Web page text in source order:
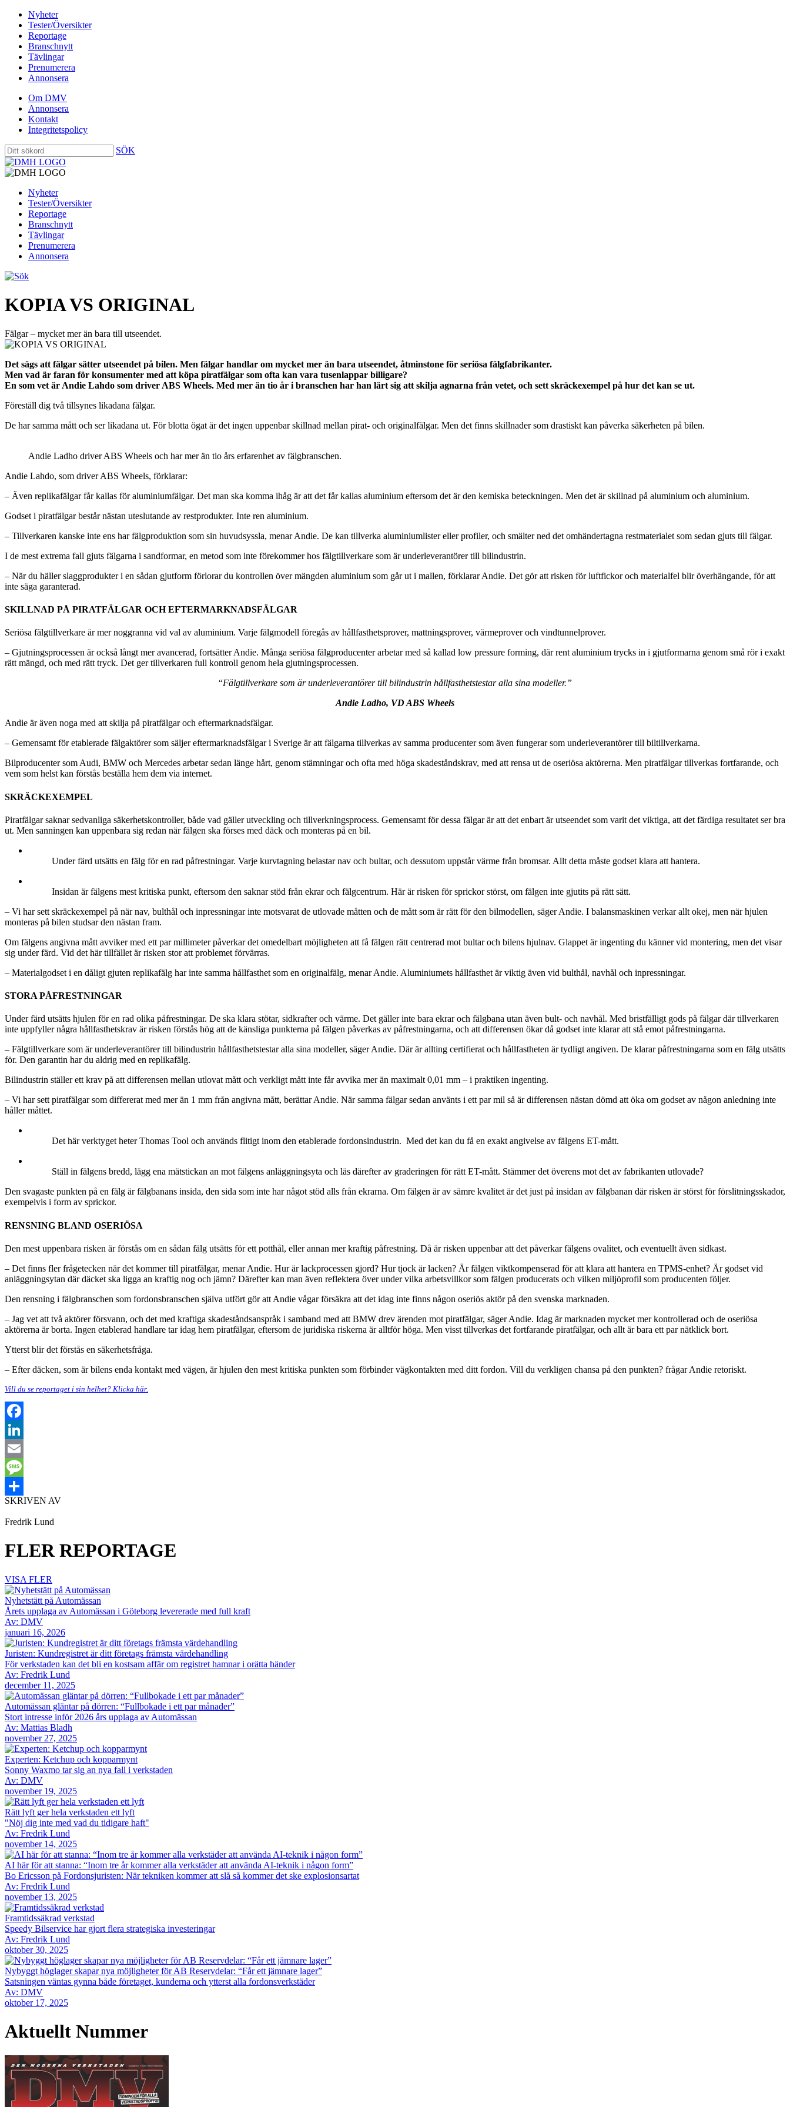
Nyheter
Tester/Översikter
Reportage
Branschnytt
Tävlingar
Prenumerera
Annonsera
Om DMV
Annonsera
Kontakt
Integritetspolicy
SÖK
Nyheter
Tester/Översikter
Reportage
Branschnytt
Tävlingar
Prenumerera
Annonsera
KOPIA VS ORIGINAL
Fälgar – mycket mer än bara till utseendet.
Det sägs att fälgar sätter utseendet på bilen. Men fälgar handlar om mycket mer än bara utseendet, åtminstone för seriösa fälgfabrikanter.
Men vad är faran för konsumenter med att köpa piratfälgar som ofta kan vara tusenlappar billigare?
En som vet är Andie Lahdo som driver ABS Wheels. Med mer än tio år i branschen har han lärt sig att skilja agnarna från vetet, och sett skräckexempel på hur det kan se ut.
Föreställ dig två tillsynes likadana fälgar.
De har samma mått och ser likadana ut. För blotta ögat är det ingen uppenbar skillnad mellan pirat- och originalfälgar. Men det finns skillnader som drastiskt kan påverka säkerheten på bilen.
Andie Ladho driver ABS Wheels och har mer än tio års erfarenhet av fälgbranschen.
Andie Lahdo, som driver ABS Wheels, förklarar:
– Även replikafälgar får kallas för aluminiumfälgar. Det man ska komma ihåg är att det får kallas aluminium eftersom det är den kemiska beteckningen. Men det är skillnad på aluminium och aluminium.
Godset i piratfälgar består nästan uteslutande av restprodukter. Inte ren aluminium.
– Tillverkaren kanske inte ens har fälgproduktion som sin huvudsyssla, menar Andie. De kan tillverka aluminiumlister eller profiler, och smälter ned det omhändertagna restmaterialet som sedan gjuts till fälgar.
I de mest extrema fall gjuts fälgarna i sandformar, en metod som inte förekommer hos fälgtillverkare som är underleverantörer till bilindustrin.
– När du häller slaggprodukter i en sådan gjutform förlorar du kontrollen över mängden aluminium som går ut i mallen, förklarar Andie. Det gör att risken för luftfickor och materialfel blir överhängande, för att
inte säga garanterad.
SKILLNAD PÅ PIRATFÄLGAR OCH EFTERMARKNADSFÄLGAR
Seriösa fälgtillverkare är mer noggranna vid val av aluminium. Varje fälgmodell föregås av hållfasthetsprover, mattningsprover, värmeprover och vindtunnelprover.
– Gjutningsprocessen är också långt mer avancerad, fortsätter Andie. Många seriösa fälgproducenter arbetar med så kallad low pressure forming, där rent aluminium trycks in i gjutformarna genom små rör i exakt
rätt mängd, och med rätt tryck. Det ger tillverkaren full kontroll genom hela gjutningsprocessen.
“Fälgtillverkare som är underleverantörer till bilindustrin hållfasthetstestar alla sina modeller.”
Andie Ladho, VD ABS Wheels
Andie är även noga med att skilja på piratfälgar och eftermarknadsfälgar.
– Gemensamt för etablerade fälgaktörer som säljer eftermarknadsfälgar i Sverige är att fälgarna tillverkas av samma producenter som även fungerar som underleverantörer till biltillverkarna.
Bilproducenter som Audi, BMW och Mercedes arbetar sedan länge hårt, genom stämningar och ofta med höga skadeståndskrav, med att rensa ut de oseriösa aktörerna. Men piratfälgar tillverkas fortfarande, och
vem som helst kan förstås beställa hem dem via internet.
SKRÄCKEXEMPEL
Piratfälgar saknar sedvanliga säkerhetskontroller, både vad gäller utveckling och tillverkningsprocess. Gemensamt för dessa fälgar är att det enbart är utseendet som varit det viktiga, att det färdiga resultatet ser bra
ut. Men sanningen kan uppenbara sig redan när fälgen ska förses med däck och monteras på en bil.
Under färd utsätts en fälg för en rad påfrestningar. Varje kurvtagning belastar nav och bultar, och dessutom uppstår värme från bromsar. Allt detta måste godset klara att hantera.
Insidan är fälgens mest kritiska punkt, eftersom den saknar stöd från ekrar och fälgcentrum. Här är risken för sprickor störst, om fälgen inte gjutits på rätt sätt.
– Vi har sett skräckexempel på när nav, bulthål och inpressningar inte motsvarat de utlovade måtten och de mått som är rätt för den bilmodellen, säger Andie. I balansmaskinen verkar allt okej, men när hjulen
monteras på bilen studsar den nästan fram.
Om fälgens angivna mått avviker med ett par millimeter påverkar det omedelbart möjligheten att få fälgen rätt centrerad mot bultar och bilens hjulnav. Glappet är ingenting du känner vid montering, men det visar
sig under färd. Vid det här tillfället är risken stor att problemet förvärras.
– Materialgodset i en dåligt gjuten replikafälg har inte samma hållfasthet som en originalfälg, menar Andie. Aluminiumets hållfasthet är viktig även vid bulthål, navhål och inpressningar.
STORA PÅFRESTNINGAR
Under färd utsätts hjulen för en rad olika påfrestningar. De ska klara stötar, sidkrafter och värme. Det gäller inte bara ekrar och fälgbana utan även bult- och navhål. Med bristfälligt gods på fälgar där tillverkaren
inte uppfyller några hållfasthetskrav är risken förstås hög att de känsliga punkterna på fälgen påverkas av påfrestningarna, och att differensen ökar då godset inte klarar att stå emot påfrestningarna.
– Fälgtillverkare som är underleverantörer till bilindustrin hållfasthetstestar alla sina modeller, säger Andie. Där är allting certifierat och hållfastheten är tydligt angiven. De klarar påfrestningarna som en fälg utsätts
för. Den garantin har du aldrig med en replikafälg.
Bilindustrin ställer ett krav på att differensen mellan utlovat mått och verkligt mått inte får avvika mer än maximalt 0,01 mm – i praktiken ingenting.
– Vi har sett piratfälgar som differerat med mer än 1 mm från angivna mått, berättar Andie. När samma fälgar sedan använts i ett par mil så är differensen nästan dömd att öka om godset av någon anledning inte
håller måttet.
Det här verktyget heter Thomas Tool och används flitigt inom den etablerade fordonsindustrin. Med det kan du få en exakt angivelse av fälgens ET-mått.
Ställ in fälgens bredd, lägg ena mätstickan an mot fälgens anläggningsyta och läs därefter av graderingen för rätt ET-mått. Stämmer det överens mot det av fabrikanten utlovade?
Den svagaste punkten på en fälg är fälgbanans insida, den sida som inte har något stöd alls från ekrarna. Om fälgen är av sämre kvalitet är det just på insidan av fälgbanan där risken är störst för förslitningsskador,
exempelvis i form av sprickor.
RENSNING BLAND OSERIÖSA
Den mest uppenbara risken är förstås om en sådan fälg utsätts för ett potthål, eller annan mer kraftig påfrestning. Då är risken uppenbar att det påverkar fälgens ovalitet, och eventuellt även sidkast.
– Det finns fler frågetecken när det kommer till piratfälgar, menar Andie. Hur är lackprocessen gjord? Hur tjock är lacken? Är fälgen viktkompenserad för att klara att hantera en TPMS-enhet? Är godset vid
anläggningsytan där däcket ska ligga an kraftig nog och jämn? Därefter kan man även reflektera över under vilka arbetsvillkor som fälgen producerats och vilken miljöprofil som producenten följer.
Den rensning i fälgbranschen som fordonsbranschen själva utfört gör att Andie vågar försäkra att det idag inte finns någon oseriös aktör på den svenska marknaden.
– Jag vet att två aktörer försvann, och det med kraftiga skadeståndsanspråk i samband med att BMW drev ärenden mot piratfälgar, säger Andie. Idag är marknaden mycket mer kontrollerad och de oseriösa
aktörerna är borta. Ingen etablerad handlare tar idag hem piratfälgar, eftersom de juridiska riskerna är alltför höga. Men visst tillverkas det fortfarande piratfälgar, och allt är bara ett par nätklick bort.
Ytterst blir det förstås en säkerhetsfråga.
– Efter däcken, som är bilens enda kontakt med vägen, är hjulen den mest kritiska punkten som förbinder vägkontakten med ditt fordon. Vill du verkligen chansa på den punkten? frågar Andie retoriskt.
Vill du se reportaget i sin helhet? Klicka här.
Facebook
LinkedIn
Email
Message
Dela
SKRIVEN AV
Fredrik Lund
FLER REPORTAGE
VISA FLER
Nyhetstätt på Automässan
Årets upplaga av Automässan i Göteborg levererade med full kraft
Av: DMV
januari 16, 2026
Juristen: Kundregistret är ditt företags främsta värdehandling
För verkstaden kan det bli en kostsam affär om registret hamnar i orätta händer
Av: Fredrik Lund
december 11, 2025
Automässan gläntar på dörren: “Fullbokade i ett par månader”
Stort intresse inför 2026 års upplaga av Automässan
Av: Mattias Bladh
november 27, 2025
Experten: Ketchup och kopparmynt
Sonny Waxmo tar sig an nya fall i verkstaden
Av: DMV
november 19, 2025
Rätt lyft ger hela verkstaden ett lyft
"Nöj dig inte med vad du tidigare haft"
Av: Fredrik Lund
november 14, 2025
AI här för att stanna: “Inom tre år kommer alla verkstäder att använda AI-teknik i någon form”
Bo Ericsson på Fordonsjuristen: När tekniken kommer att slå så kommer det ske explosionsartat
Av: Fredrik Lund
november 13, 2025
Framtidssäkrad verkstad
Speedy Bilservice har gjort flera strategiska investeringar
Av: Fredrik Lund
oktober 30, 2025
Nybyggt höglager skapar nya möjligheter för AB Reservdelar: “Får ett jämnare lager”
Satsningen väntas gynna både företaget, kunderna och ytterst alla fordonsverkstäder
Av: DMV
oktober 17, 2025
Aktuellt Nummer